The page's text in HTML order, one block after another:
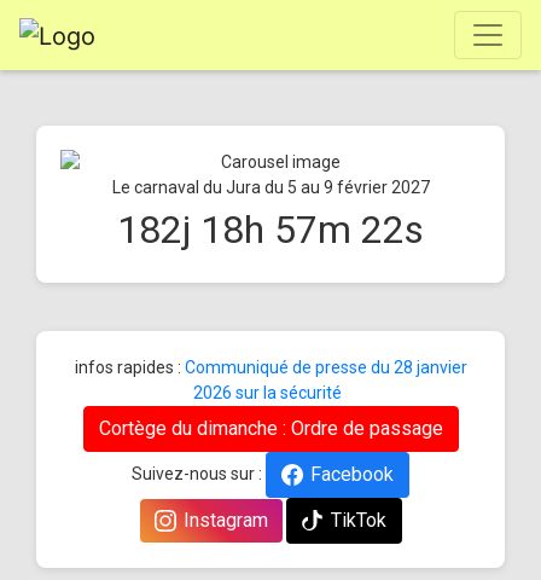
Le carnaval du Jura du 5 au 9 février 2027
182j 18h 57m 22s
infos rapides : Communiqué de presse du 28 janvier
2026 sur la sécurité
Cortège du dimanche : Ordre de passage
Suivez-nous sur :
Facebook
Instagram
TikTok